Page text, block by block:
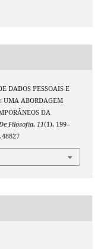
DADOS PESSOAIS E
UMA ABORDAGEM
DA
Filosofia, 11(1), 199–